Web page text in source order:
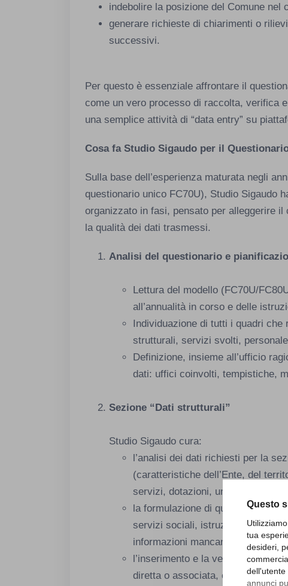
Questo
tua
desideri,
dell'utente
annunci
indebolire la posizione del Comune nel
generare richieste di chiarimenti o
successivi.
Per questo è essenziale affrontare il
come un vero processo di raccolta, verifica
una semplice attività di “data entry” su
Cosa fa Studio Sigaudo per il
Sulla base dell’esperienza maturata negli
questionario unico FC70U), Studio Sigaudo
organizzato in fasi, pensato per alleggerire
la qualità dei dati trasmessi.
Analisi del questionario e
Lettura del modello (FC70U/
all’annualità in corso e delle
Individuazione di tutti i quadri che
strutturali, servizi svolti,
Definizione, insieme all’ufficio
dati: uffici coinvolti, tempistiche,
Sezione “Dati strutturali”
Studio Sigaudo cura:
l’analisi dei dati richiesti per la
(caratteristiche dell’Ente, del
servizi, dotazioni, unità locali,
la formulazione di quesiti mirati
servizi sociali, istruzione, polizia
informazioni mancanti;
l’inserimento e la verifica dei
diretta o associata, controllando